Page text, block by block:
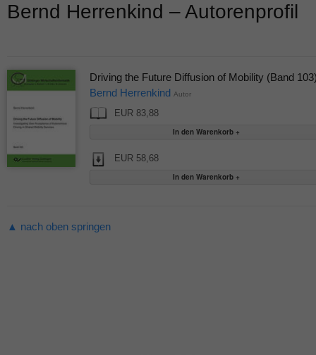
Bernd Herrenkind – Autorenprofil
Driving the Future Diffusion of Mobility (Band
Bernd Herrenkind Autor
EUR 83,88
EUR 58,68
▲ nach oben springen